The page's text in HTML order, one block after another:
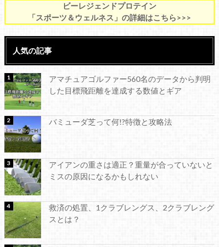
ビーレジェンドプロテイン
「スポーツ＆ウェルネス」の詳細はこちら>>>
人気の記事
アマチュアゴルファー560名のデータから判明
した目標飛距離を達成する数値とギア
バミューダ芝って何!?特徴と攻略法
アイアンの重さは適正？重量が合っていないと
ミスの原因になるかもしれない
救済の処置、1クラブレングス、2クラブレング
スとは？